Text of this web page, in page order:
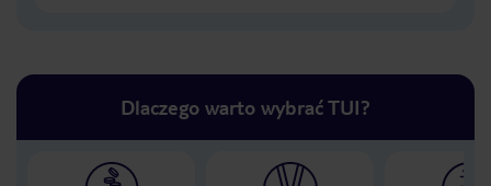
Dlaczego warto wybrać TUI?